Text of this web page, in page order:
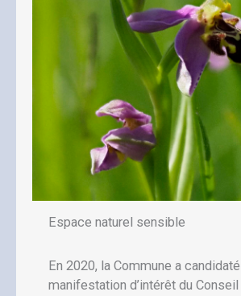
Espace naturel sensible
En 2020, la Commune a
manifestation d’intérêt du Conseil